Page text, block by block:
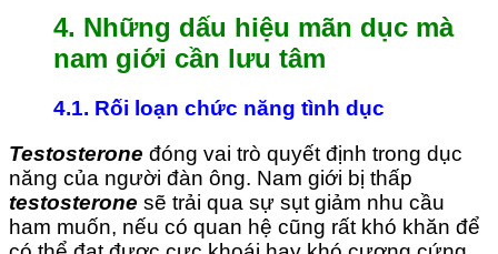
4. Những dấu hiệu mãn dục mà
nam giới cần lưu tâm
4.1. Rối loạn chức năng tình dục
Testosterone đóng vai trò quyết định trong dục
năng của người đàn ông. Nam giới bị thấp
testosterone sẽ trải qua sự sụt giảm nhu cầu
ham muốn, nếu có quan hệ cũng rất khó khăn để